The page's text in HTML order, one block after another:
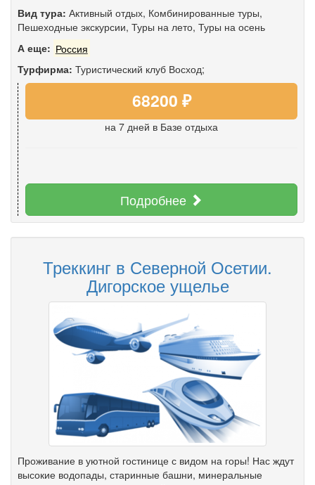
Вид тура: Активный отдых, Комбинированные туры,
Пешеходные экскурсии, Туры на лето, Туры на осень
А еще: Россия
Турфирма: Туристический клуб Восход;
68200 ₽
на 7 дней в Базе отдыха
Подробнее
Треккинг в Северной Осетии.
Дигорское ущелье
Проживание в уютной гостинице с видом на горы! Нас ждут
высокие водопады, старинные башни, минеральные